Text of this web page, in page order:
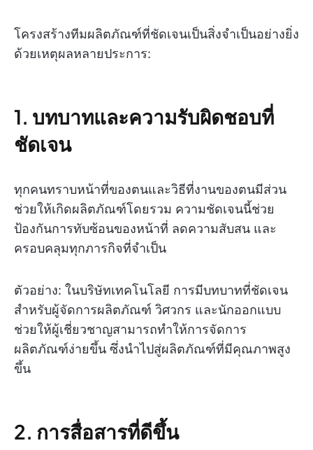
โครงสร้างทีมผลิตภัณฑ์ที่ชัดเจนเป็นสิ่งจำเป็นอย่างยิ่ง
ด้วยเหตุผลหลายประการ:
1. บทบาทและความรับผิดชอบที่
ชัดเจน
ทุกคนทราบหน้าที่ของตนและวิธีที่งานของตนมีส่วน
ช่วยให้เกิดผลิตภัณฑ์โดยรวม ความชัดเจนนี้ช่วย
ป้องกันการทับซ้อนของหน้าที่ ลดความสับสน และ
ครอบคลุมทุกภารกิจที่จำเป็น
ตัวอย่าง: ในบริษัทเทคโนโลยี การมีบทบาทที่ชัดเจน
สำหรับผู้จัดการผลิตภัณฑ์ วิศวกร และนักออกแบบ
ช่วยให้ผู้เชี่ยวชาญสามารถทำให้การจัดการ
ผลิตภัณฑ์ง่ายขึ้น ซึ่งนำไปสู่ผลิตภัณฑ์ที่มีคุณภาพสูง
ขึ้น
2. การสื่อสารที่ดีขึ้น